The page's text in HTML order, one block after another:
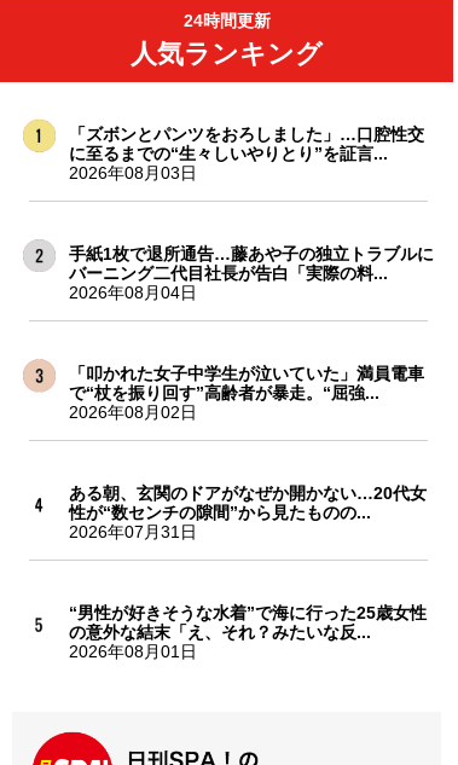
24時間更新
人気ランキング
「ズボンとパンツをおろしました」…口腔性交
に至るまでの“生々しいやりとり”を証言...
2026年08月03日
手紙1枚で退所通告…藤あや子の独立トラブルに
バーニング二代目社長が告白「実際の料...
2026年08月04日
「叩かれた女子中学生が泣いていた」満員電車
で“杖を振り回す”高齢者が暴走。“屈強...
2026年08月02日
ある朝、玄関のドアがなぜか開かない…20代女
性が“数センチの隙間”から見たものの...
2026年07月31日
“男性が好きそうな水着”で海に行った25歳女性
の意外な結末「え、それ？みたいな反...
2026年08月01日